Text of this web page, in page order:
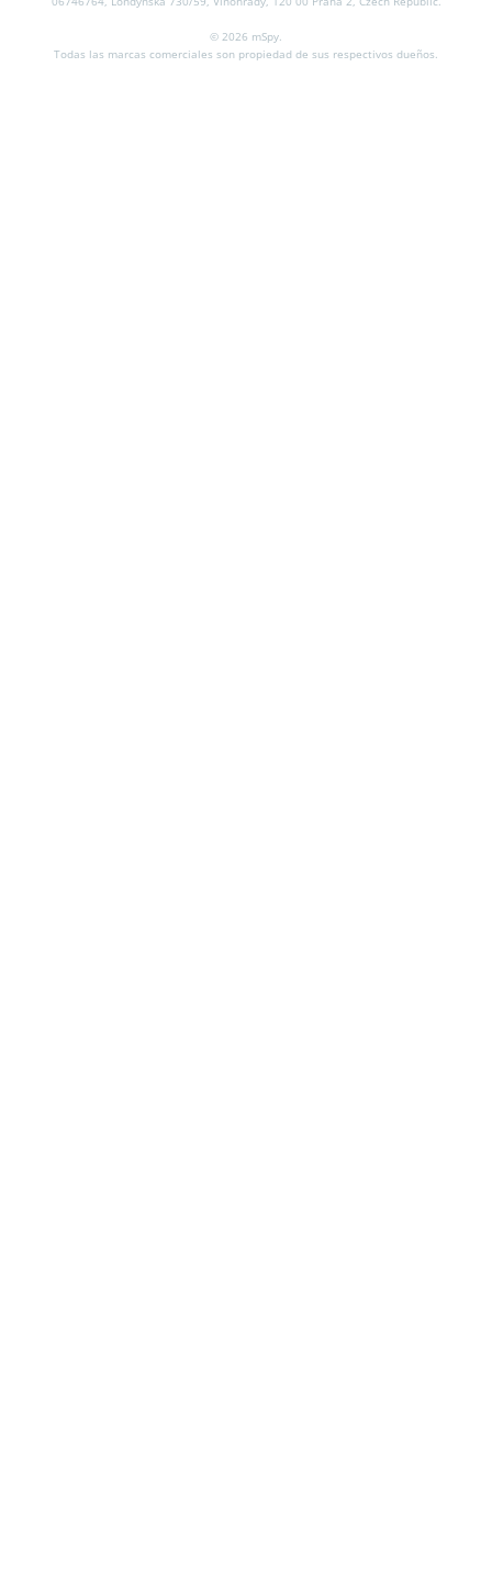
© 2026 mSpy.
Todas las marcas comerciales son propiedad de sus respectivos dueños.